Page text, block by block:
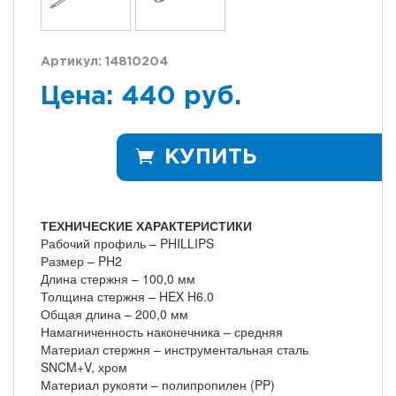
Артикул: 14810204
Цена: 440 руб.
КУПИТЬ
ТЕХНИЧЕСКИЕ ХАРАКТЕРИСТИКИ
Рабочий профиль – PHILLIPS
Размер – PH2
Длина стержня – 100,0 мм
Толщина стержня – HEX H6.0
Общая длина – 200,0 мм
Намагниченность наконечника – средняя
Материал стержня – инструментальная сталь
SNCM+V, хром
Материал рукояти – полипропилен (PP)